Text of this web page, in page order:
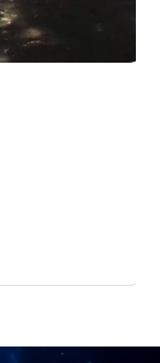
综合管理平